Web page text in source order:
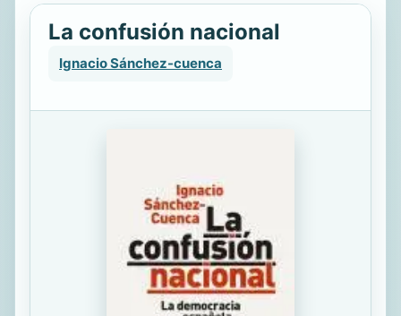
La confusión nacional
Ignacio Sánchez-cuenca